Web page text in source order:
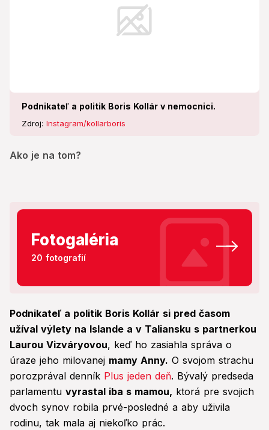
Podnikateľ a politik Boris Kollár v nemocnici.
Zdroj: Instagram/kollarboris
Ako je na tom?
Fotogaléria
20 fotografií
Podnikateľ a politik Boris Kollár si pred časom
užíval výlety na Islande a v Taliansku s partnerkou
Laurou Vizváryovou, keď ho zasiahla správa o
úraze jeho milovanej mamy Anny. O svojom strachu
porozprával denník Plus jeden deň. Bývalý predseda
parlamentu vyrastal iba s mamou, ktorá pre svojich
dvoch synov robila prvé-posledné a aby uživila
rodinu, tak mala aj niekoľko prác.